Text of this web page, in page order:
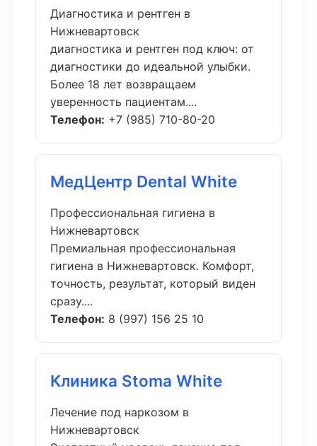
Диагностика и рентген в
Нижневартовск
диагностика и рентген под ключ: от
диагностики до идеальной улыбки.
Более 18 лет возвращаем
уверенность пациентам....
Телефон: +7 (985) 710-80-20
МедЦентр Dental White
Профессиональная гигиена в
Нижневартовск
Премиальная профессиональная
гигиена в Нижневартовск. Комфорт,
точность, результат, который виден
сразу....
Телефон: 8 (997) 156 25 10
Клиника Stoma White
Лечение под наркозом в
Нижневартовск